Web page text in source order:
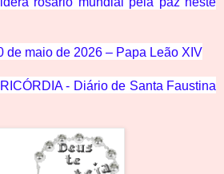
de maio de 2026 – Papa Leão XIV
- Diário de Santa Faustina